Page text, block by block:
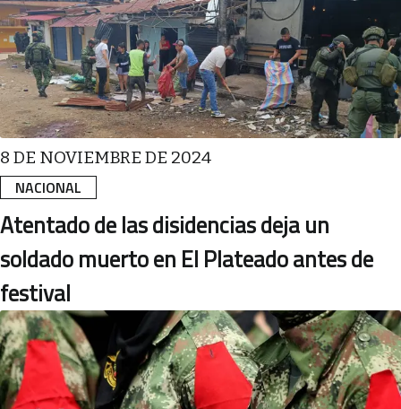
NACIONAL
8 DE NOVIEMBRE DE 2024
Atentado de las disidencias deja un
soldado muerto en El Plateado antes de
festival